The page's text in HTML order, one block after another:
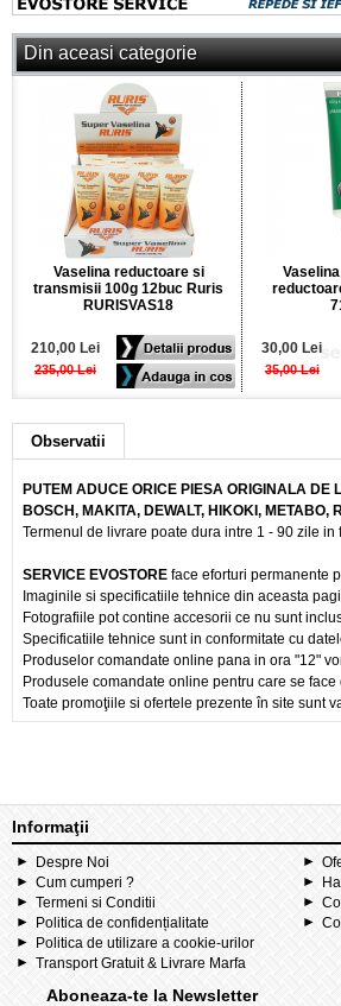
Din aceasi categorie
Vaselina reductoare si
transmisii 100g 12buc Ruris
RURISVAS18
210,00 Lei
235,00 Lei
30,00 Lei
35,00 Lei
Observatii
PUTEM ADUCE ORICE PIESA ORIGINALA DE
BOSCH, MAKITA, DEWALT, HIKOKI,
Termenul de livrare poate dura intre 1 - 90 zile
SERVICE EVOSTORE face eforturi permanente
Imaginile si specificatiile tehnice din aceasta
Fotografiile pot contine accesorii ce nu sunt
Specificatiile tehnice sunt in conformitate cu
Produselor comandate online pana in ora "12"
Produsele comandate online pentru care se
Toate promoţiile si ofertele prezente în site sunt
Informaţii
Despre Noi
Cum cumperi ?
Termeni si Conditii
Politica de confidențialitate
Politica de utilizare a cookie-urilor
Transport Gratuit & Livrare Marfa
Aboneaza-te la Newsletter